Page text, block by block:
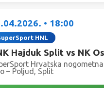
• 18:00
HNL
Hajduk Split vs NK
Hrvatska nogometna
– Poljud, Split